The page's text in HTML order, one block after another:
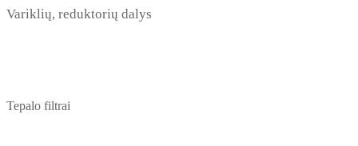
Variklių, reduktorių dalys
Tepalo filtrai